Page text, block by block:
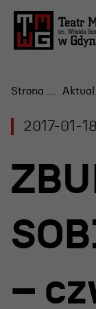
Bilety
2017-01-
–